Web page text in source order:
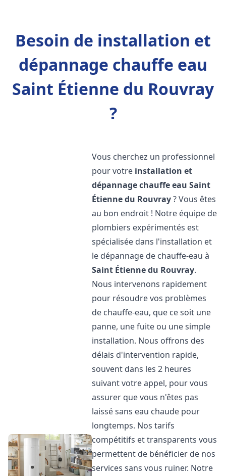
Besoin de installation et
dépannage chauffe eau
Saint Étienne du Rouvray
?
Vous cherchez un professionnel
pour votre installation et
dépannage chauffe eau Saint
Étienne du Rouvray? Vous êtes
au bon endroit ! Notre équipe de
plombiers expérimentés est
spécialisée dans l'installation et
le dépannage de chauffe-eau à
Saint Étienne du Rouvray.
Nous intervenons rapidement
pour résoudre vos problèmes
de chauffe-eau, que ce soit une
panne, une fuite ou une simple
installation. Nous offrons des
délais d'intervention rapide,
souvent dans les 2 heures
suivant votre appel, pour vous
assurer que vous n'êtes pas
laissé sans eau chaude pour
longtemps. Nos tarifs
compétitifs et transparents vous
permettent de bénéficier de nos
services sans vous ruiner. Notre